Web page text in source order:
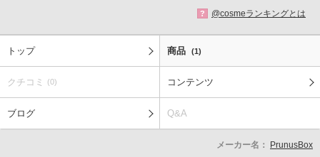
? @cosmeランキングとは
トップ 商品 (1)
クチコミ (0) コンテンツ
ブログ Q&A
メーカー名： PrunusBox